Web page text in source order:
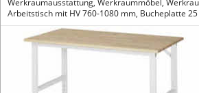
Arbeitstisch mit HV 760-1080 mm, Bucheplatte